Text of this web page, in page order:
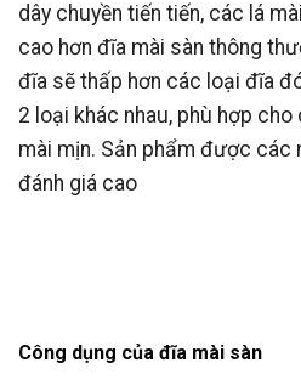
dây chuyền tiến tiến, các lá
cao hơn đĩa mài sàn thông
đĩa sẽ thấp hơn các loại đĩa
2 loại khác nhau, phù hợp
mài mịn. Sản phẩm được các
đánh giá cao
Công dụng của đĩa mài sàn